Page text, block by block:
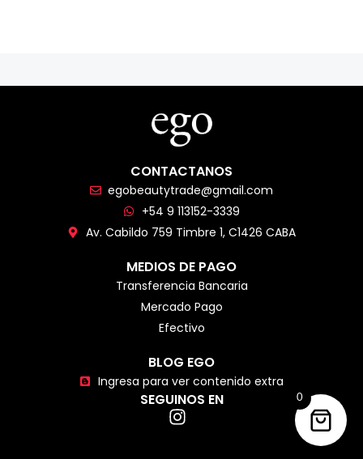
CONTACTANOS
egobeautytrade@gmail.com
+54 9 113152-3339
Av. Cabildo 759 Timbre 1, C1426 CABA
MEDIOS DE PAGO
Transferencia Bancaria
Mercado Pago
Efectivo
BLOG EGO
Ingresa para ver contenido extra
SEGUINOS EN 0